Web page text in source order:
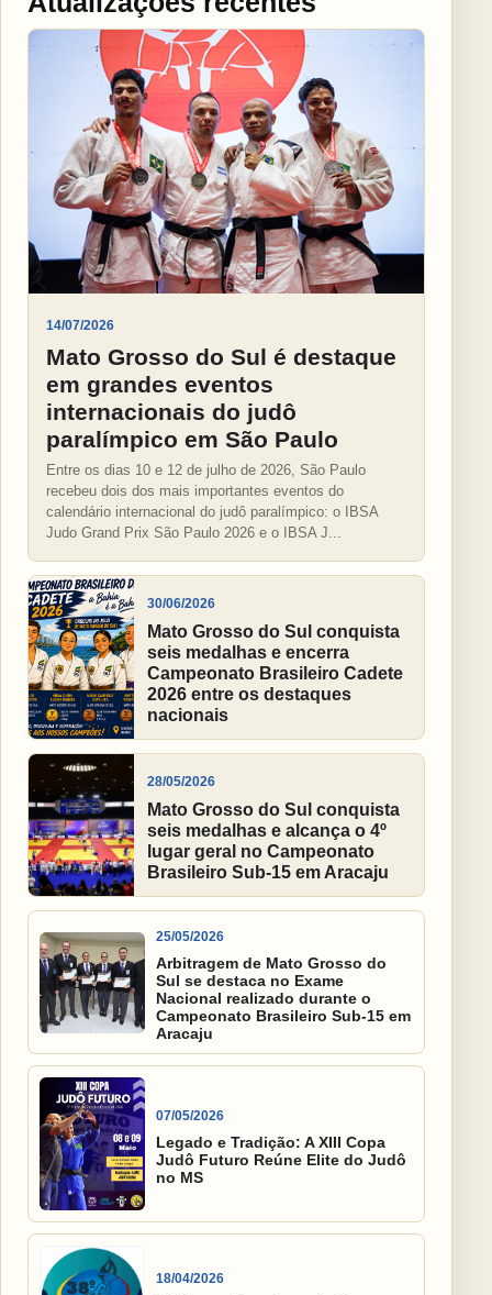
14/07/2026
Mato Grosso do Sul é destaque
em grandes eventos
internacionais do judô
paralímpico em São Paulo
Entre os dias 10 e 12 de julho de 2026, São Paulo
recebeu dois dos mais importantes eventos do
calendário internacional do judô paralímpico: o IBSA
Judo Grand Prix São Paulo 2026 e o IBSA J...
30/06/2026
Mato Grosso do Sul conquista
seis medalhas e encerra
Campeonato Brasileiro Cadete
2026 entre os destaques
nacionais
28/05/2026
Mato Grosso do Sul conquista
seis medalhas e alcança o 4º
lugar geral no Campeonato
Brasileiro Sub-15 em Aracaju
25/05/2026
Arbitragem de Mato Grosso do
Sul se destaca no Exame
Nacional realizado durante o
Campeonato Brasileiro Sub-15 em
Aracaju
07/05/2026
Legado e Tradição: A XIII Copa
Judô Futuro Reúne Elite do Judô
no MS
18/04/2026